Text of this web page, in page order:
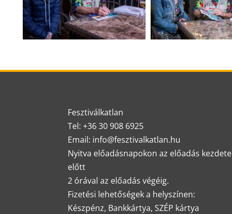
Fesztiválkatlan
Tel: +36 30 908 6925
Email: info@fesztivalkatlan.hu
Nyitva előadásnapokon az előadás kezdete
előtt
2 órával az előadás végéig.
Fizetési lehetőségek a helyszínen:
Készpénz, Bankkártya, SZÉP kártya